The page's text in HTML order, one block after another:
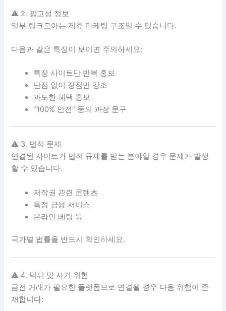
⚠ 2. 광고성 정보
일부 링크모아는 제휴 마케팅 구조일 수 있습니다.
다음과 같은 특징이 보이면 주의하세요:
특정 사이트만 반복 홍보
단점 없이 장점만 강조
과도한 혜택 홍보
“100% 안전” 등의 과장 문구
⚠ 3. 법적 문제
연결된 사이트가 법적 규제를 받는 분야일 경우 문제가 발생
할 수 있습니다.
저작권 관련 콘텐츠
특정 금융 서비스
온라인 베팅 등
국가별 법률을 반드시 확인하세요.
⚠ 4. 먹튀 및 사기 위험
금전 거래가 필요한 플랫폼으로 연결될 경우 다음 위험이 존
재합니다: